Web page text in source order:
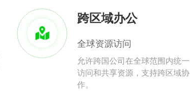
跨区域办公
全球资源访问
允许跨国公司在全球范围内统一
访问和共享资源，支持跨区域协
作。